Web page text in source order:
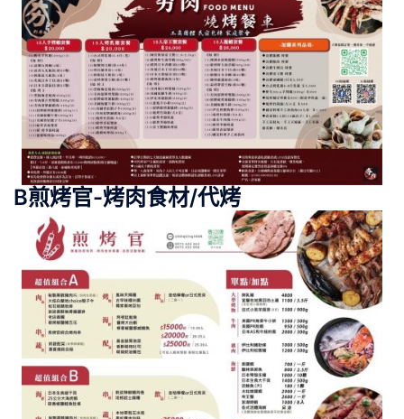
B煎烤官-烤肉食材/代烤